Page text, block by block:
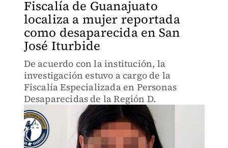
Fiscalía de Guanajuato
localiza a mujer reportada
como desaparecida en San
José Iturbide
De acuerdo con la institución, la
investigación estuvo a cargo de la
Fiscalía Especializada en Personas
Desaparecidas de la Región D.